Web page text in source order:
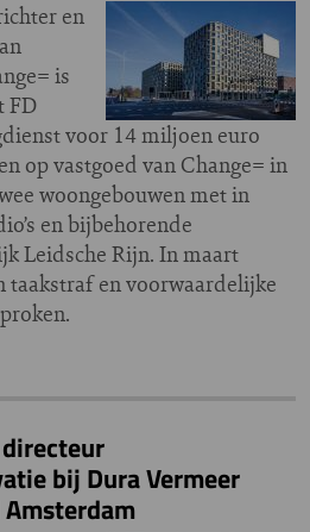
en
is
FD
voor 14 miljoen euro
op vastgoed van Change= in
woongebouwen met in
en bijbehorende
Leidsche Rijn. In maart
taakstraf en voorwaardelijke
bij Dura Vermeer